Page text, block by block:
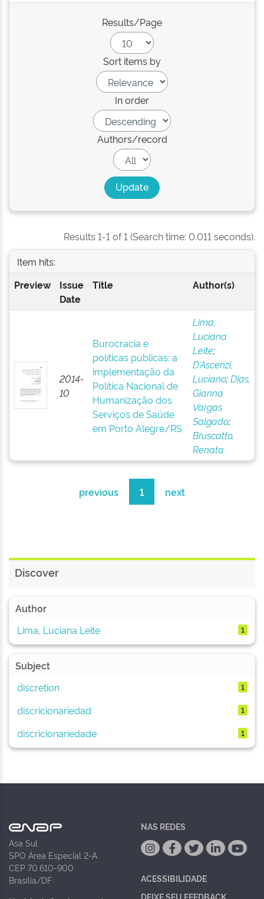
Results/Page
Sort items by
In order
Authors/record
Results 1-1 of 1 (Search time: 0.011 seconds).
Item hits:
Preview
Issue
Date
Title Author(s)
2014-
10
Burocracia e
políticas públicas: a
implementação da
Política Nacional de
Humanização dos
Serviços de Saúde
em Porto Alegre/RS
Lima,
Luciana
Leite;
D’Ascenzi,
Luciano;Dias,
Gianna
Vargas
Salgado;
Bruscatto,
Renata
previous 1 next
Discover
Author
Lima, Luciana Leite
1
Subject
discretion
1
discricionariedad 1
discricionariedade 1
Asa Sul
SPO Área Especial 2-A
CEP 70.610-900
Brasília/DF
NAS REDES
ACESSIBILIDADE
DEIXE SEU FEEDBACK